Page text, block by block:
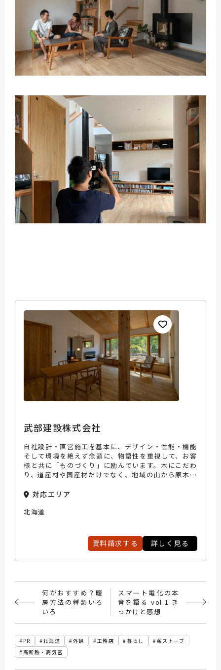
武部建設株式会社
自社設計・直営施工を基本に、デザイン・性能・機能
そして環境を絶えず念頭に、物語性を重視して、お客
様と共に「ものづくり」に励んでいます。木にこだわ
り、道産材や国産材だけでなく、地域の山から原木を
提案できるのは、それを形にできる腕のいい大工がい
家、それが武部建設の家づくりです。
対応エリア
北海道
資料請求する 詳しく見る
何がおすすめ？暖
房方法の種類いろ
いろ
スマート電化の本
音を語る vol.1 き
っかけと感想
PR 北海道 外観 工務店 暮らし
薪ストーブ
高断熱・高気密